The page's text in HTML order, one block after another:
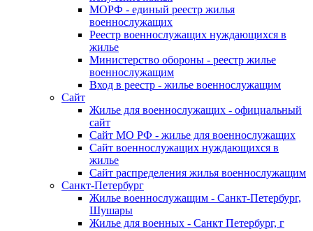
МОРФ - единый реестр жилья
военнослужащих
Реестр военнослужащих нуждающихся в
жилье
Министерство обороны - реестр жилье
военнослужащим
Вход в реестр - жилье военнослужащим
Сайт
Жилье для военнослужащих - официальный
сайт
Сайт МО РФ - жилье для военнослужащих
Сайт военнослужащих нуждающихся в
жилье
Сайт распределения жилья военнослужащим
Санкт-Петербург
Жилье военнослужащим - Санкт-Петербург,
Шушары
Жилье для военных - Санкт Петербург, г